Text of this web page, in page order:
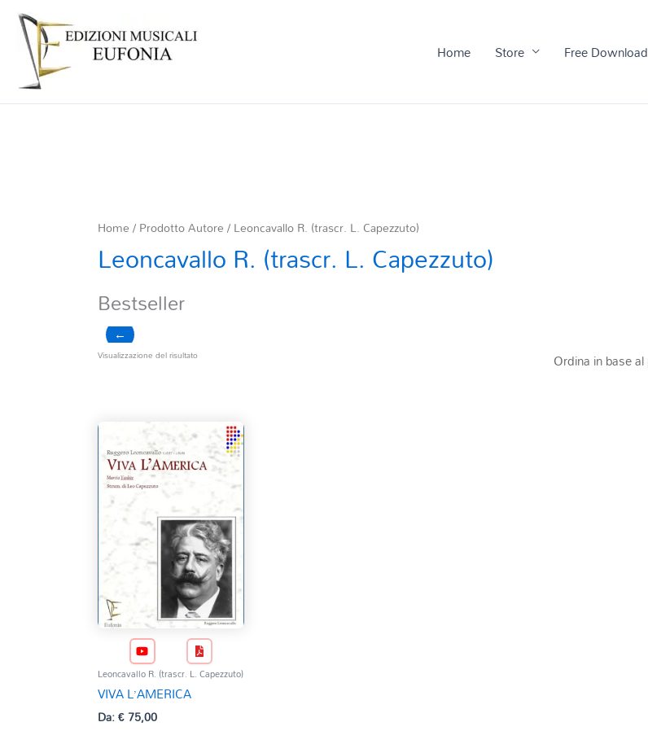
Home Store Free Download
Home/ Prodotto Autore / Leoncavallo R. (trascr. L. Capezzuto)
Leoncavallo R. (trascr. L. Capezzuto)
Bestseller
←
Visualizzazione del risultato
Leoncavallo R. (trascr. L. Capezzuto)
VIVA L’AMERICA
Da:€75,00